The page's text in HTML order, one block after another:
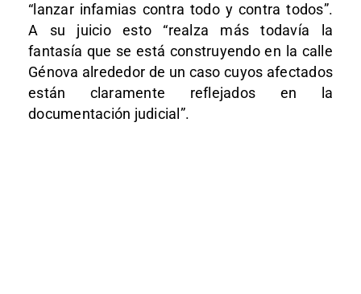
“lanzar infamias contra todo y contra todos”.
A su juicio esto “realza más todavía la
fantasía que se está construyendo en la calle
Génova alrededor de un caso cuyos afectados
están claramente reflejados en la
documentación judicial”.